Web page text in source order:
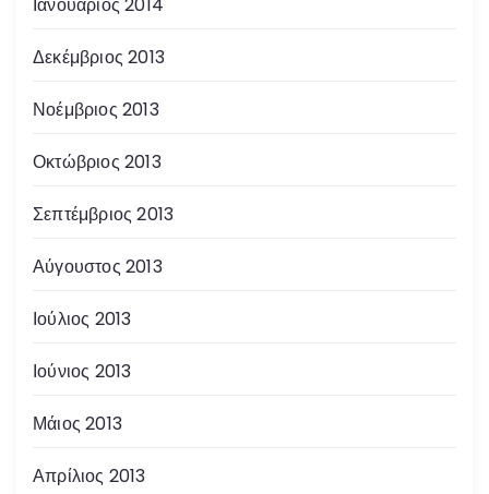
Ιανουάριος 2014
Δεκέμβριος 2013
Νοέμβριος 2013
Οκτώβριος 2013
Σεπτέμβριος 2013
Αύγουστος 2013
Ιούλιος 2013
Ιούνιος 2013
Μάιος 2013
Απρίλιος 2013